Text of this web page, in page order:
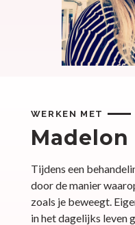
WERKEN MET
Madelon
Tijdens een
door de manier
zoals je beweegt.
in het dagelijks leven